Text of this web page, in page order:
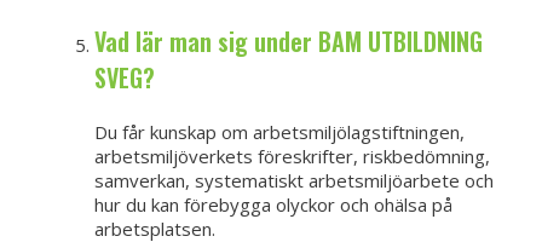
Vad lär man sig under BAM UTBILDNING
SVEG?
Du får kunskap om arbetsmiljölagstiftningen,
arbetsmiljöverkets föreskrifter, riskbedömning,
samverkan, systematiskt arbetsmiljöarbete och
hur du kan förebygga olyckor och ohälsa på
arbetsplatsen.